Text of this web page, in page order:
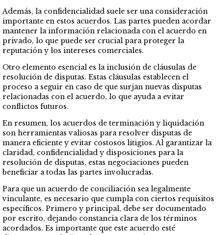
Además, la confidencialidad suele ser una consideración
importante en estos acuerdos. Las partes pueden acordar
mantener la información relacionada con el acuerdo en
privado, lo que puede ser crucial para proteger la
reputación y los intereses comerciales.
Otro elemento esencial es la inclusión de cláusulas de
resolución de disputas. Estas cláusulas establecen el
proceso a seguir en caso de que surjan nuevas disputas
relacionadas con el acuerdo, lo que ayuda a evitar
conflictos futuros.
En resumen, los acuerdos de terminación y liquidación
son herramientas valiosas para resolver disputas de
manera eficiente y evitar costosos litigios. Al garantizar la
claridad, confidencialidad y disposiciones para la
resolución de disputas, estas negociaciones pueden
beneficiar a todas las partes involucradas.
Para que un acuerdo de conciliación sea legalmente
vinculante, es necesario que cumpla con ciertos requisitos
específicos. Primero y principal, debe ser documentado
por escrito, dejando constancia clara de los términos
acordados. Es importante que este acuerdo esté